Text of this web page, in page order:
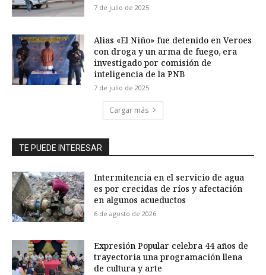
7 de julio de 2025
Alias «El Niño» fue detenido en Veroes
con droga y un arma de fuego, era
investigado por comisión de
inteligencia de la PNB
7 de julio de 2025
Cargar más
TE PUEDE INTERESAR
Intermitencia en el servicio de agua
es por crecidas de ríos y afectación
en algunos acueductos
6 de agosto de 2026
Expresión Popular celebra 44 años de
trayectoria una programación llena
de cultura y arte